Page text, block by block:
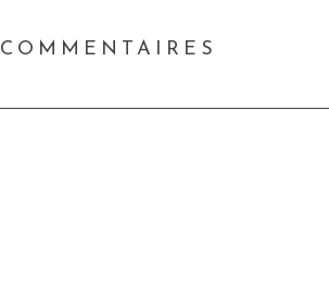
COMMENTAIRES